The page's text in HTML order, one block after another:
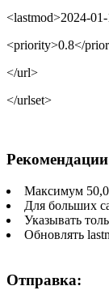
<lastmod>2024-
<priority>0.8</
</url>
</urlset>
Максимум
Для больших
Указывать
Обновлять
Отправка: